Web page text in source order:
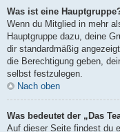
Was ist eine
Wenn du Mitglied in mehr
Hauptgruppe dazu, deine
dir standardmäßig
die Berechtigung geben,
selbst festzulegen.
Nach oben
Was bedeutet der „Das
Auf dieser Seite findest du